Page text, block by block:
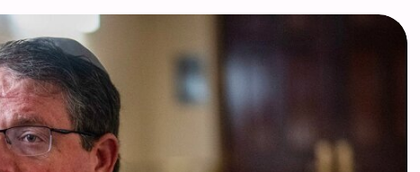
Avertissement sévère de Sanaa à